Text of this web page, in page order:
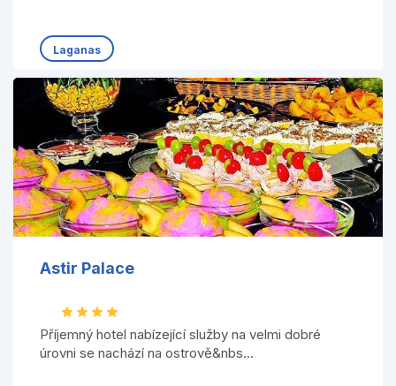
Laganas
Astir Palace
Příjemný hotel nabízející služby na velmi dobré
úrovni se nachází na ostrově&nbs...